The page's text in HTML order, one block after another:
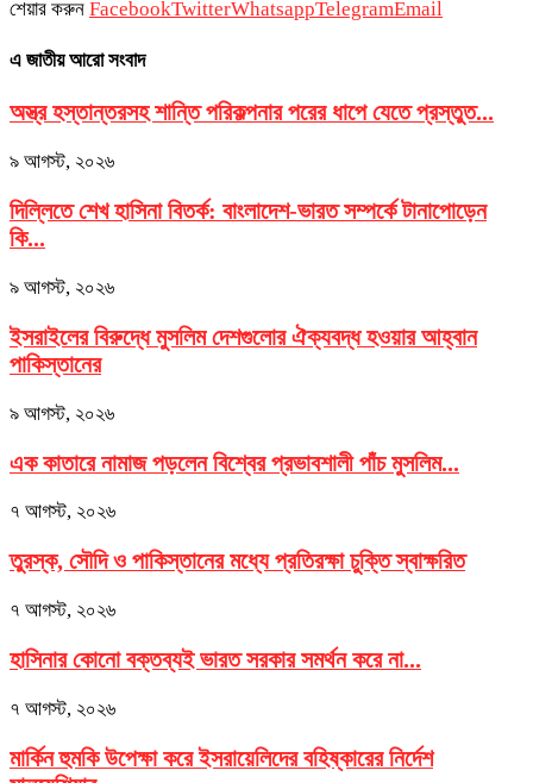
শেয়ার করুন FacebookTwitterWhatsappTelegramEmail
এ জাতীয় আরো সংবাদ
অস্ত্র হস্তান্তরসহ শান্তি পরিকল্পনার পরের ধাপে যেতে প্রস্তুত...
৯ আগস্ট, ২০২৬
দিল্লিতে শেখ হাসিনা বিতর্ক: বাংলাদেশ-ভারত সম্পর্কে টানাপোড়েন
কি...
৯ আগস্ট, ২০২৬
ইসরাইলের বিরুদ্ধে মুসলিম দেশগুলোর ঐক্যবদ্ধ হওয়ার আহ্বান
পাকিস্তানের
৯ আগস্ট, ২০২৬
এক কাতারে নামাজ পড়লেন বিশ্বের প্রভাবশালী পাঁচ মুসলিম...
৭ আগস্ট, ২০২৬
তুরস্ক, সৌদি ও পাকিস্তানের মধ্যে প্রতিরক্ষা চুক্তি স্বাক্ষরিত
৭ আগস্ট, ২০২৬
হাসিনার কোনো বক্তব্যই ভারত সরকার সমর্থন করে না...
৭ আগস্ট, ২০২৬
মার্কিন হুমকি উপেক্ষা করে ইসরায়েলিদের বহিষ্কারের নির্দেশ